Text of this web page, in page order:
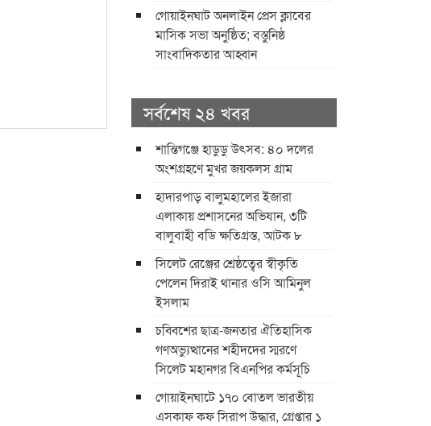
​গোয়াইনঘাট অনলাইন প্রেস ক্লাবের
মাসিক সভা অনুষ্ঠিত; বস্তুনিষ্ঠ
সাংবাদিকতার আহ্বান
সর্বশেষ ২৪ খবর
শান্তিগঞ্জে হাডুডু উৎসব: ৪০ দলের
অংশগ্রহণে মুখর জয়কলস গ্রাম
হাদারপাড় বালুমহালের ইজারা
এলাকায় প্রশাসনের অভিযান, ৩টি
বালুবাহী বডি ক্ষতিগ্রস্ত, আটক ৮
সিলেট রেঞ্জের শ্রেষ্ঠত্বের স্বীকৃতি
পেলেন দিরাই থানার ওসি আমিনুল
ইসলাম
চব্বিশের ছাত্র-জনতার ঐতিহাসিক
গণঅভ্যুত্থানের শহীদদের স্মরণে
সিলেট মহানগর বিএনপির কর্মসূচি
গোয়াইনঘাটে ১৭০ বোতল ভারতীয়
এসকাফ কফ সিরাপ উদ্ধার, গ্রেপ্তার ১